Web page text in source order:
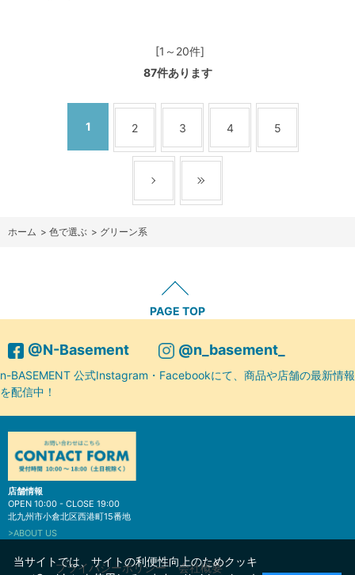
[1～20件]
87件あります
1 2 3 4 5
ホーム > 色で選ぶ > グリーン系
PAGE TOP
@N-Basement @n_basement_
n-BASEMENT 公式Instagram・Facebookにて、商品や店舗の最新情報
を配信中！
店舗情報
OPEN 10:00 - CLOSE 19:00
北九州市小倉北区西港町15番地
>ABOUT US
プライバシーポリシー 会社概要
当サイトでは、サイトの利便性向上のためクッキ